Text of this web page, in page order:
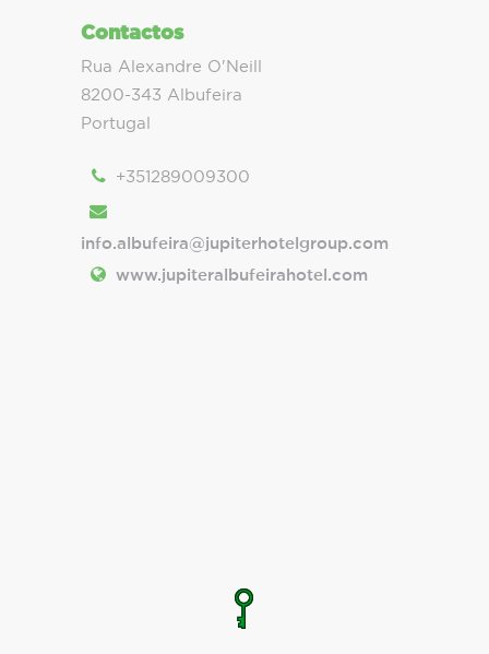
Contactos
Rua Alexandre O'Neill
8200-343 Albufeira
Portugal
+351289009300
info.albufeira@jupiterhotelgroup.com
www.jupiteralbufeirahotel.com